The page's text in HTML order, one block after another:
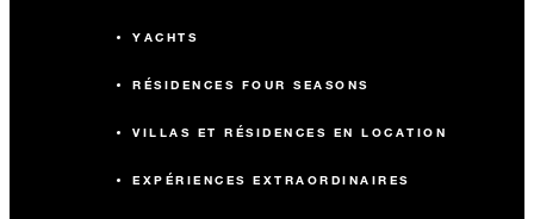
YACHTS
RÉSIDENCES FOUR SEASONS
VILLAS ET RÉSIDENCES EN LOCATION
EXPÉRIENCES EXTRAORDINAIRES